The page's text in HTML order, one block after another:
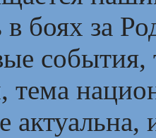
в боях за
события,
тема
актуальна,